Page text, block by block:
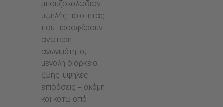
μπουζοκαλώδιων
υψηλής ποιότητας
που προσφέρουν
ανώτερη
αγωγιμότητα,
μεγάλη διάρκεια
ζωής, υψηλές
επιδόσεις – ακόμη
και κάτω από